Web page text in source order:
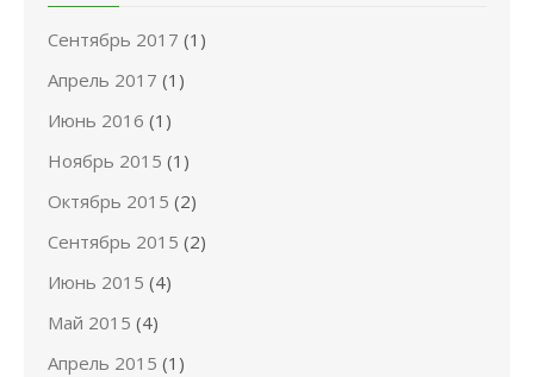
Сентябрь 2017 (1)
Апрель 2017 (1)
Июнь 2016 (1)
Ноябрь 2015 (1)
Октябрь 2015 (2)
Сентябрь 2015 (2)
Июнь 2015 (4)
Май 2015 (4)
Апрель 2015 (1)